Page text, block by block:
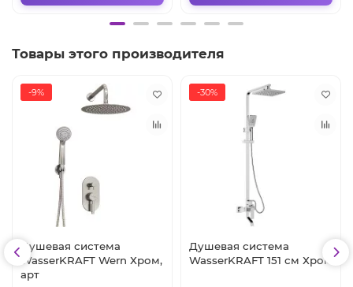
Товары этого производителя
-9%
Душевая система
WasserKRAFT Wern Хром,
арт
-30%
Душевая система
WasserKRAFT 151 см Хром